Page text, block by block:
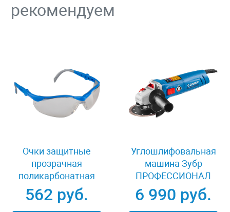
рекомендуем
Очки защитные
прозрачная
поликарбонатная
монолинза ЗУБР
ЭКСПЕРТ 110310
562 руб.
Углошлифовальная
машина Зубр
ПРОФЕССИОНАЛ
УШМ-П125-1200
ЭПСТ
6 990 руб.